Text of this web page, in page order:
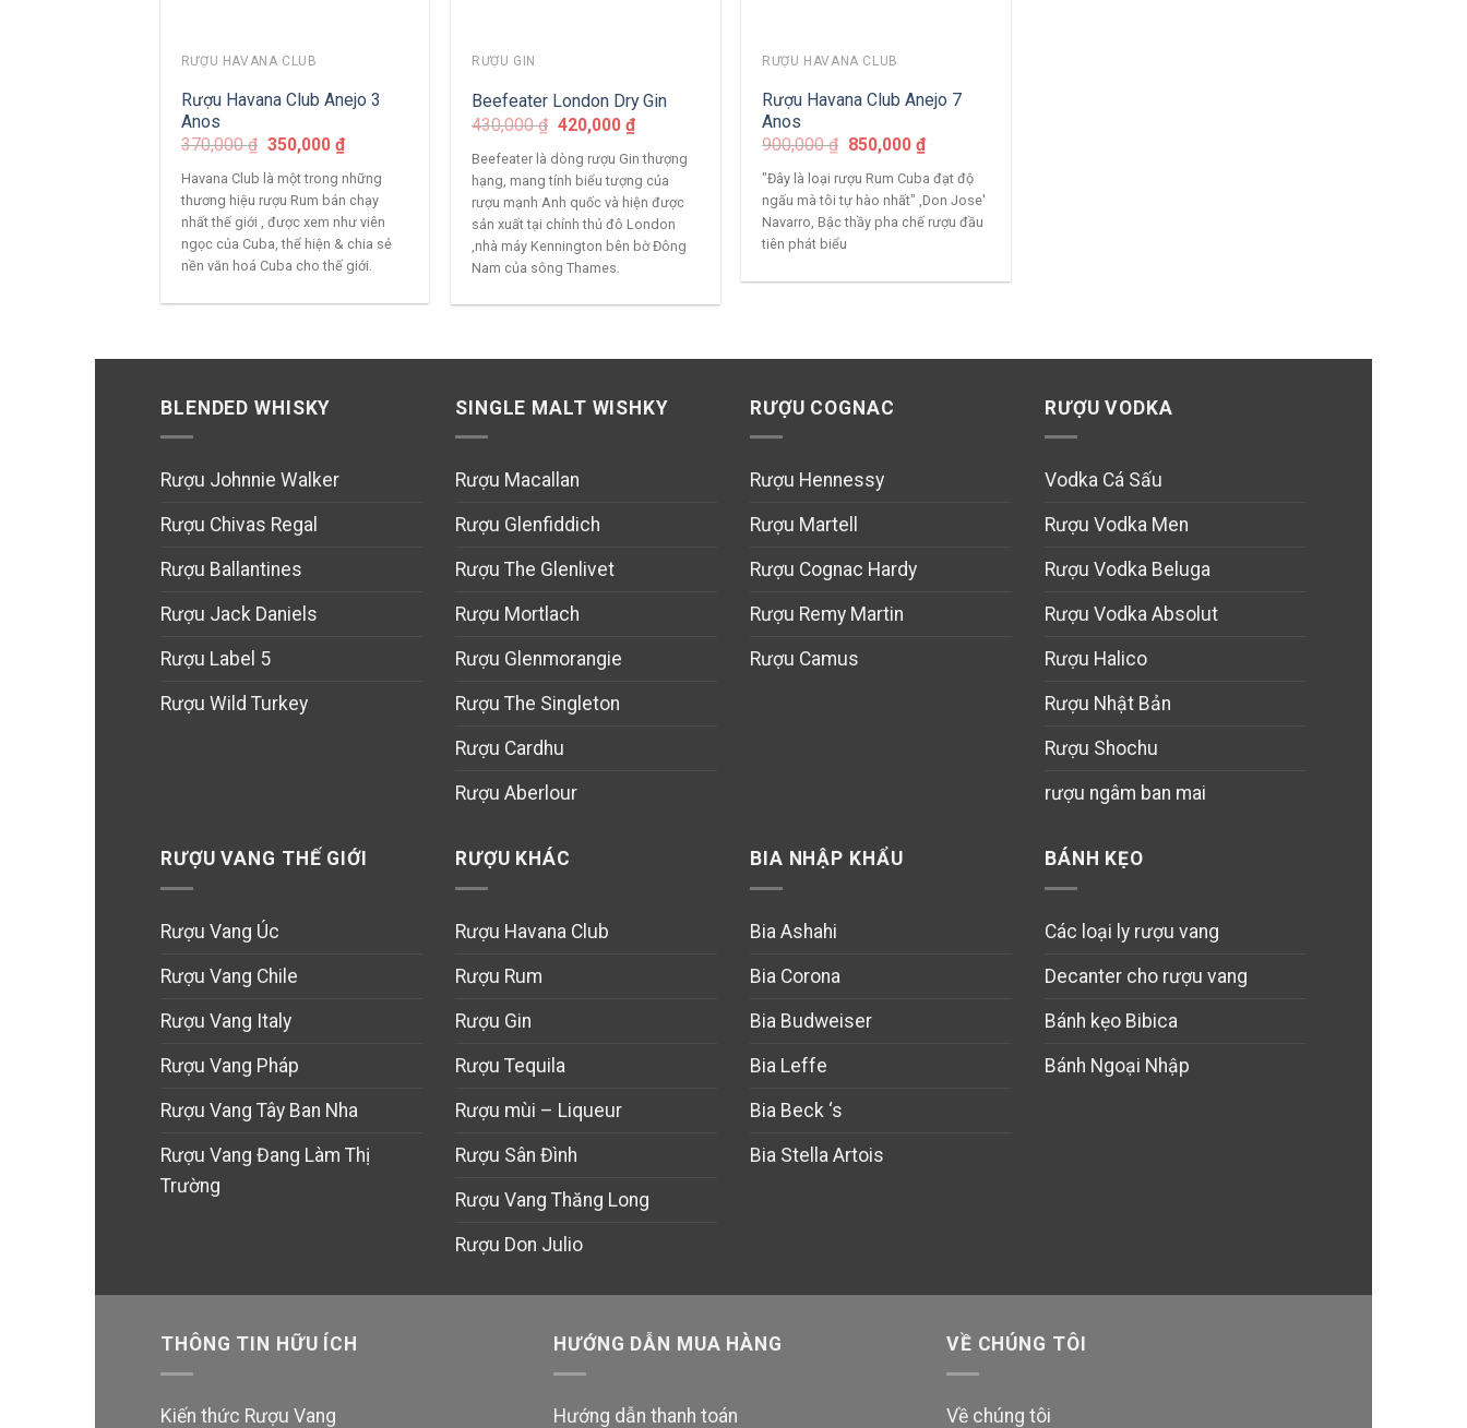
RƯỢU HAVANA CLUB
Rượu Havana Club Anejo 3
Anos
370,000₫ 350,000 ₫
Havana Club là một trong những
thương hiệu rượu Rum bán chạy
nhất thế giới , được xem như viên
ngọc của Cuba, thể hiện & chia sẻ
nền văn hoá Cuba cho thế giới.
RƯỢU GIN
Beefeater London Dry Gin
430,000₫ 420,000 ₫
Beefeater là dòng rượu Gin thượng
hạng, mang tính biểu tượng của
rượu mạnh Anh quốc và hiện được
sản xuất tại chính thủ đô London
,nhà máy Kennington bên bờ Đông
Nam của sông Thames.
RƯỢU HAVANA CLUB
Rượu Havana Club Anejo 7
Anos
900,000₫ 850,000₫
"Đây là loại rượu Rum Cuba đạt độ
ngấu mà tôi tự hào nhất" ,Don Jose'
Navarro, Bậc thầy pha chế rượu đầu
tiên phát biểu
BLENDED WHISKY
Rượu Johnnie Walker
Rượu Chivas Regal
Rượu Ballantines
Rượu Jack Daniels
Rượu Label 5
Rượu Wild Turkey
SINGLE MALT WISHKY
Rượu Macallan
Rượu Glenfiddich
Rượu The Glenlivet
Rượu Mortlach
Rượu Glenmorangie
Rượu The Singleton
Rượu Cardhu
Rượu Aberlour
RƯỢU COGNAC
Rượu Hennessy
Rượu Martell
Rượu Cognac Hardy
Rượu Remy Martin
Rượu Camus
RƯỢU VODKA
Vodka Cá Sấu
Rượu Vodka Men
Rượu Vodka Beluga
Rượu Vodka Absolut
Rượu Halico
Rượu Nhật Bản
Rượu Shochu
rượu ngâm ban mai
RƯỢU VANG THẾ GIỚI
Rượu Vang Úc
Rượu Vang Chile
Rượu Vang Italy
Rượu Vang Pháp
Rượu Vang Tây Ban Nha
Rượu Vang Đang Làm Thị
Trường
RƯỢU KHÁC
Rượu Havana Club
Rượu Rum
Rượu Gin
Rượu Tequila
Rượu mùi – Liqueur
Rượu Sân Đình
Rượu Vang Thăng Long
Rượu Don Julio
BIA NHẬP KHẨU
Bia Ashahi
Bia Corona
Bia Budweiser
Bia Leffe
Bia Beck ‘s
Bia Stella Artois
BÁNH KẸO
Các loại ly rượu vang
Decanter cho rượu vang
Bánh kẹo Bibica
Bánh Ngoại Nhập
THÔNG TIN HỮU ÍCH
Kiến thức Rượu Vang
HƯỚNG DẪN MUA HÀNG
Hướng dẫn thanh toán
VỀ CHÚNG TÔI
Về chúng tôi